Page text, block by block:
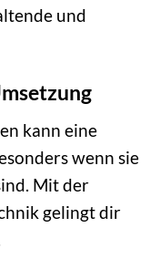
und
kann eine
wenn sie
Mit der
gelingt dir